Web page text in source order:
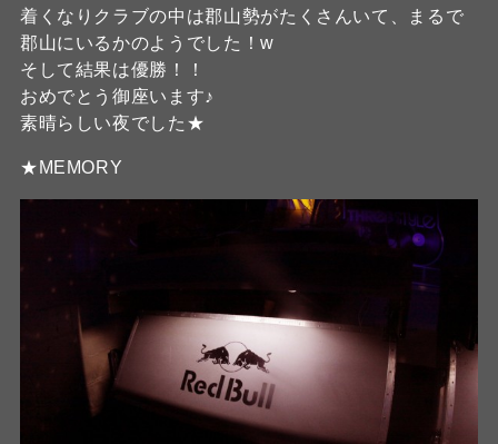
着くなりクラブの中は郡山勢がたくさんいて、まるで
郡山にいるかのようでした！w
そして結果は優勝！！
おめでとう御座います♪
素晴らしい夜でした★
★MEMORY